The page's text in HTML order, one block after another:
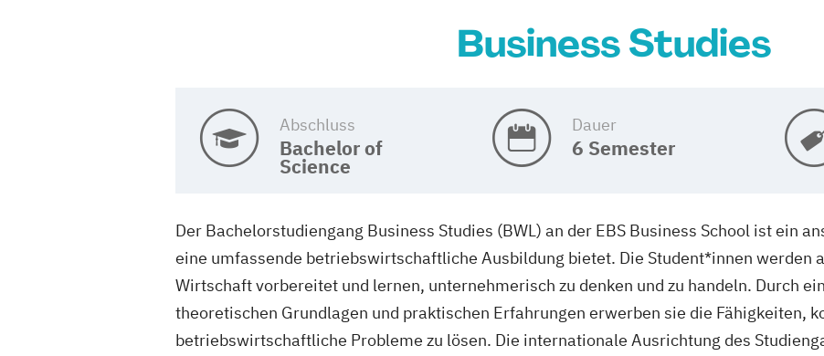
Business Studies
Abschluss
Bachelor of
Science
Dauer
6 Semester
Der Bachelorstudiengang Business Studies (BWL) an der EBS Business School ist ein
eine umfassende betriebswirtschaftliche Ausbildung bietet. Die Student*innen werden
Wirtschaft vorbereitet und lernen, unternehmerisch zu denken und zu handeln. Durch
theoretischen Grundlagen und praktischen Erfahrungen erwerben sie die Fähigkeiten,
betriebswirtschaftliche Probleme zu lösen. Die internationale Ausrichtung des